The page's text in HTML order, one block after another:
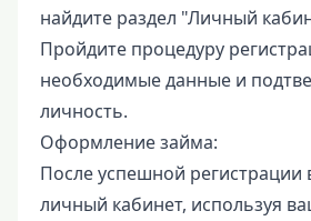
найдите раздел "Личный
Пройдите процедуру
необходимые данные и
личность.
Оформление займа:
После успешной регистрации
личный кабинет, используя